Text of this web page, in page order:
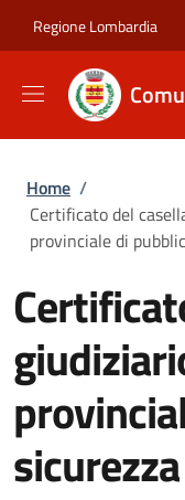
Regione Lombardia
Briciole di
Home /
Certificato del
provinciale di
sicurezza